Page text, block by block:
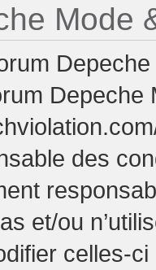
Mode
Depeche
des
et/ou
celles-